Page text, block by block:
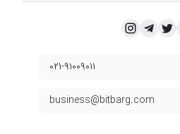
business@bitbarg.com
۰۲۱-۹۱۰۰۹۰۱۱